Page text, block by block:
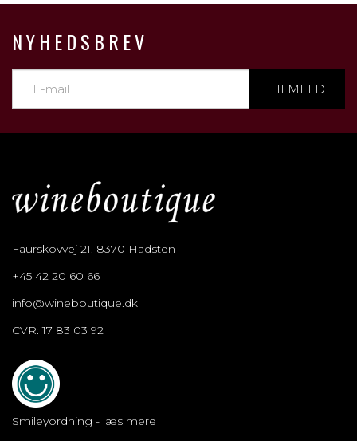
NYHEDSBREV
TILMELD
Faurskovvej 21, 8370 Hadsten
+45 42 20 60 66
info@wineboutique.dk
CVR: 17 83 03 92
Smileyordning - læs mere